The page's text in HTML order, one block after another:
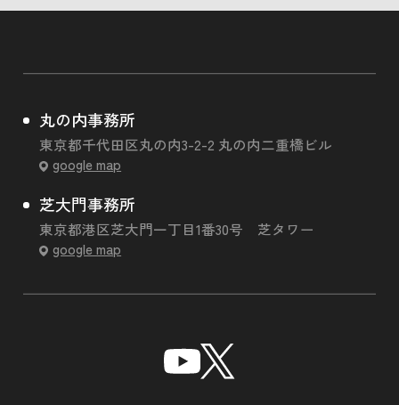
丸の内事務所
東京都千代田区丸の内3-2-2 丸の内二重橋ビル
google map
芝大門事務所
東京都港区芝大門一丁目1番30号 芝タワー
google map